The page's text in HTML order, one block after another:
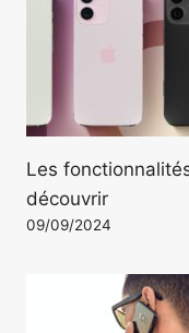
Les
découvrir
09/09/2024